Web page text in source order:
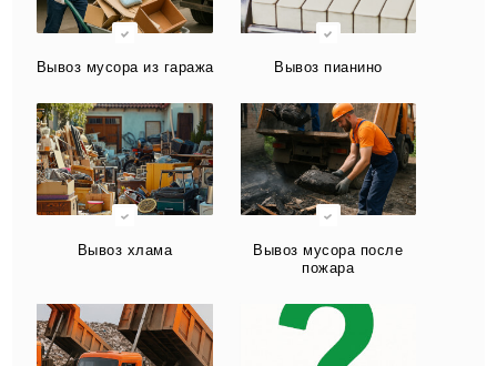
Вывоз мусора из гаража Вывоз пианино
Вывоз хлама
Вывоз мусора после
пожара